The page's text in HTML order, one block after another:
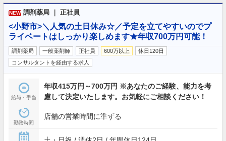
NEW 調剤薬局 ｜ 正社員
<小野市>＼人気の土日休み☆／予定を立てやすいのでプ
ライベートはしっかり楽しめます★年収700万円可能！
調剤薬局 一般薬剤師 正社員 600万以上
休日120日
コンサルタントを経由する求人
給与・手当
年収415万円～700万円 ※あなたのご経験、能力を考
慮して決定いたします。お気軽にご相談ください！
勤務時間
店舗の営業時間に準ずる